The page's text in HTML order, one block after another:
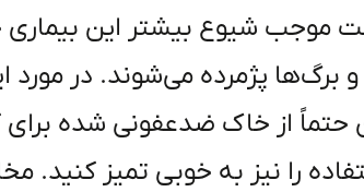
موجب شیوع بیشتر این بیماری
پژمرده می‌شوند. در مورد
حتماً از خاک ضدعفونی شده
را نیز به خوبی تمیز کنید.